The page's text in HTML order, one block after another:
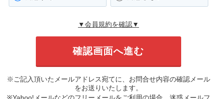
▼会員規約を確認▼
※ご記入頂いたメールアドレス宛てに、お問合せ内容の確認メール
をお送りいたします。